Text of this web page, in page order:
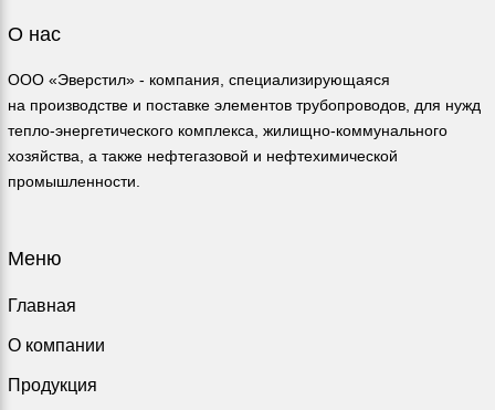
О нас
ООО «Эверстил» - компания, специализирующаяся
на производстве и поставке элементов трубопроводов, для нужд
тепло-энергетического комплекса, жилищно-коммунального
хозяйства, а также нефтегазовой и нефтехимической
промышленности.
Меню
Главная
О компании
Продукция